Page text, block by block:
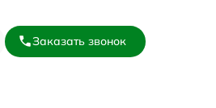
Заказать звонок